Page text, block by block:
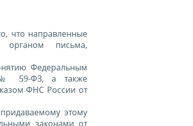
что направленные
письма,
Федеральным
№ 59-ФЗ, а также
ФНС России от
этому
законами от